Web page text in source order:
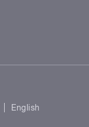
English